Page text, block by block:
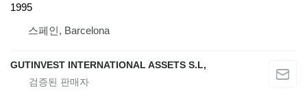
1995
스페인, Barcelona
GUTINVEST INTERNATIONAL ASSETS S.L,